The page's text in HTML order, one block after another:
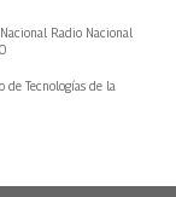
Radio Nacional
Tecnologías de la